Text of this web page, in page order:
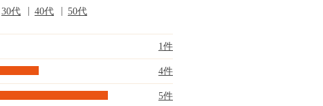
30代 40代 50代
1件
4件
5件